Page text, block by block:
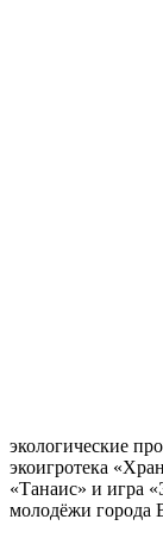
экологические
экоигротека
«Танаис» и игра
молодёжи города